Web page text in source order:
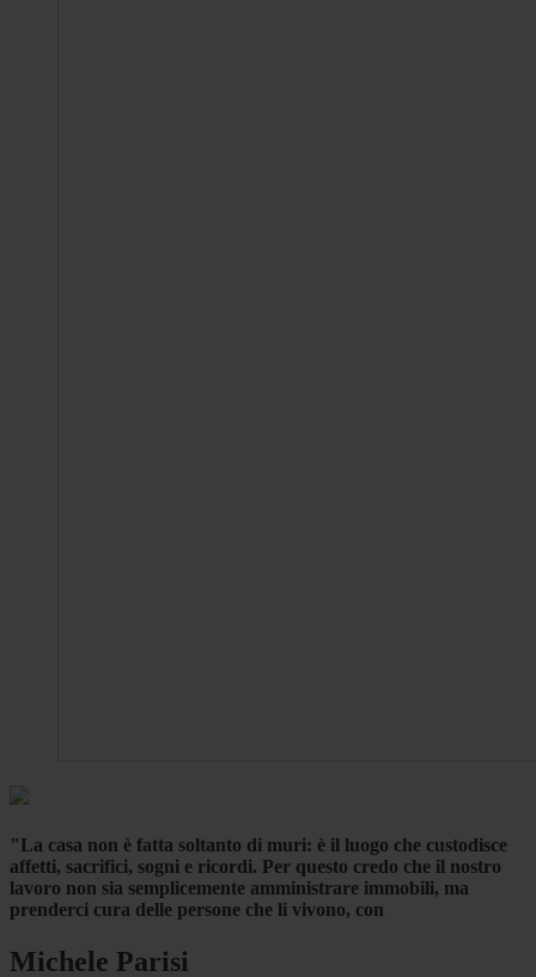
"La casa non è fatta soltanto di muri: è il luogo che custodisce
affetti, sacrifici, sogni e ricordi. Per questo credo che il nostro
lavoro non sia semplicemente amministrare immobili, ma
prenderci cura delle persone che li vivono, con
Michele Parisi